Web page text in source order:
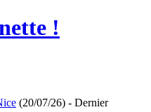
!
(20/07/26) - Dernier